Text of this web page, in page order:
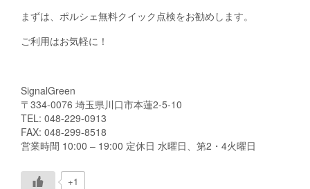
まずは、ポルシェ無料クイック点検をお勧めします。
ご利用はお気軽に！
SignalGreen
〒334-0076 埼玉県川口市本蓮2-5-10
TEL: 048-229-0913
FAX: 048-299-8518
営業時間 10:00 – 19:00 定休日 水曜日、第2・4火曜日
+1